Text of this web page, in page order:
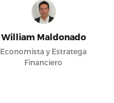
William Maldonado
Economista y Estratega
Financiero